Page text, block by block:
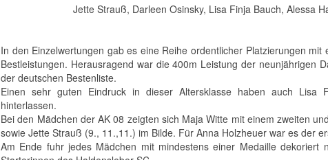
Jette Strauß, Darleen Osinsky, Lisa Finja Bauch, Alessa
In den Einzelwertungen gab es eine Reihe ordentlicher Platzierungen
Bestleistungen. Herausragend war die 400m Leistung der neunjährigen
der deutschen Bestenliste.
Einen sehr guten Eindruck in dieser Altersklasse haben auch Lisa
hinterlassen.
Bei den Mädchen der AK 08 zeigten sich Maja Witte mit einem zweiten
sowie Jette Strauß (9., 11.,11.) im Bilde. Für Anna Holzheuer war es der
Am Ende fuhr jedes Mädchen mit mindestens einer Medaille